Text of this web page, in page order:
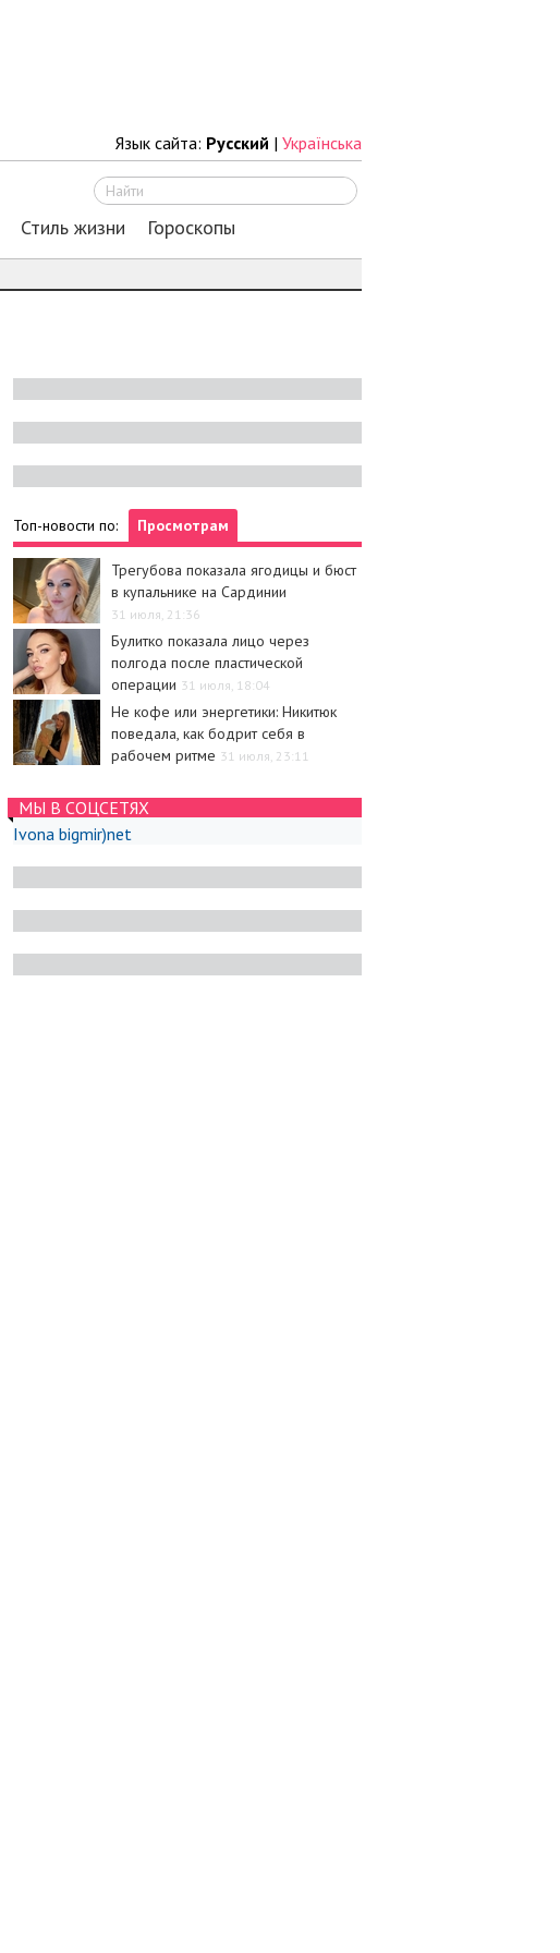
Язык сайта: Русский | Українська
Стиль жизни Гороскопы
Топ-новости по: Просмотрам
Трегубова показала ягодицы и бюст
в купальнике на Сардинии
31 июля, 21:36
Булитко показала лицо через
полгода после пластической
операции 31 июля, 18:04
Не кофе или энергетики: Никитюк
поведала, как бодрит себя в
рабочем ритме 31 июля, 23:11
МЫ В СОЦСЕТЯХ
Ivona bigmir)net